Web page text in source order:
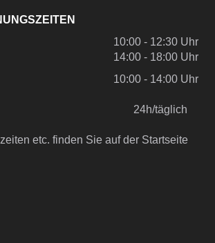
10:00 - 12:30 Uhr
14:00 - 18:00 Uhr
10:00 - 14:00 Uhr
24h/täglich
etc. finden Sie auf der Startseite